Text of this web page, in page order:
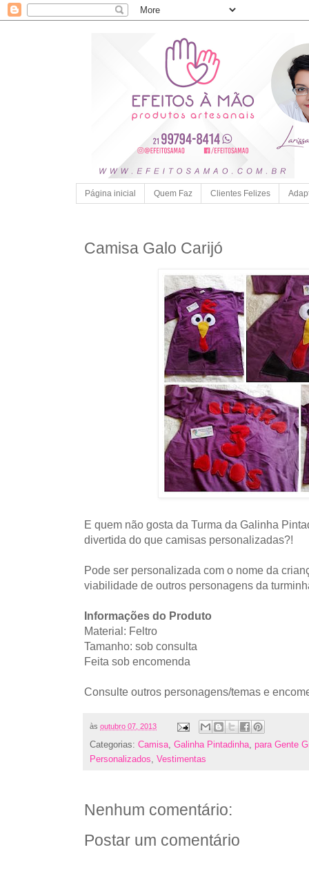
Página inicial Quem Faz Clientes Felizes
Camisa Galo Carijó
E quem não gosta da Turma da Galinha
divertida do que camisas personalizadas?!
Pode ser personalizada com o nome da
viabilidade de outros personagens da
Informações do Produto
Material: Feltro
Tamanho: sob consulta
Feita sob encomenda
Consulte outros personagens/temas e
às outubro 07, 2013
Categorias: Camisa, Galinha Pintadinha, para Gente
Personalizados, Vestimentas
Nenhum comentário:
Postar um comentário